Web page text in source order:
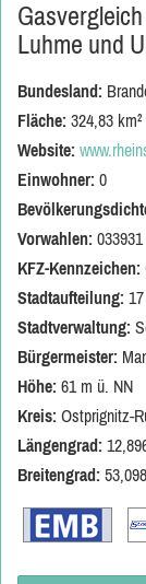
Luhme und
Bundesland:
Fläche: 324,83 km²
Website:
Einwohner: 0
Vorwahlen: 033931
KFZ-Kennzeichen:
Stadtaufteilung:
Stadtverwaltung:
Bürgermeister:
Höhe: 61 m ü. NN
Kreis: Ostprignitz-
Längengrad:
Breitengrad: 53,098